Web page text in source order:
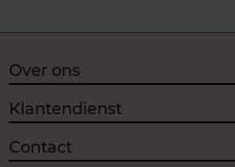
Over ons
Klantendienst
Contact